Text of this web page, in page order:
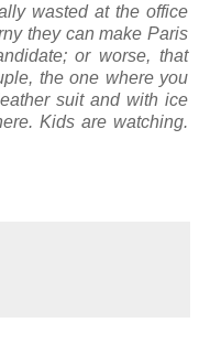
wasted at the office
they can make Paris
or worse, that
the one where you
suit and with ice
Kids are watching.